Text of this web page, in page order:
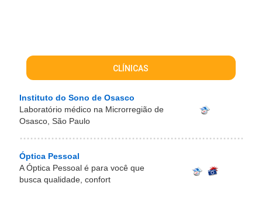
CLÍNICAS
Instituto do Sono de Osasco
Laboratório médico na Microrregião de
Osasco, São Paulo
Óptica Pessoal
A Óptica Pessoal é para você que
busca qualidade, confort